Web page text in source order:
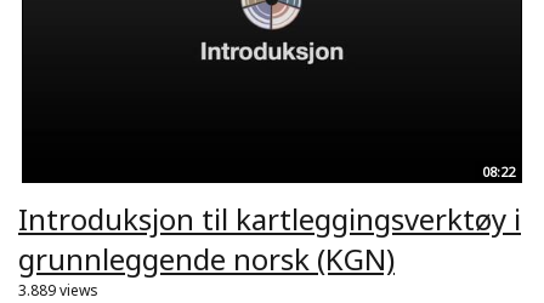
08:22
Introduksjon til kartleggingsverktøy i
grunnleggende norsk (KGN)
3.889 views